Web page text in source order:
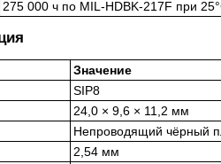
275 000 ч по MIL-HDBK-217F при
Значение
SIP8
24,0 × 9,6 × 11,2 мм
Непроводящий чёрный
2,54 мм